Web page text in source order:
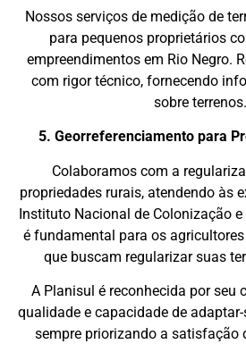
Nossos serviços de medição de
para pequenos proprietários
empreendimentos em Rio Negro.
com rigor técnico, fornecendo
sobre terrenos.
5. Georreferenciamento para
Colaboramos com a
propriedades rurais, atendendo às
Instituto Nacional de Colonização
é fundamental para os
que buscam regularizar suas
A Planisul é reconhecida por seu
qualidade e capacidade de
sempre priorizando a satisfação